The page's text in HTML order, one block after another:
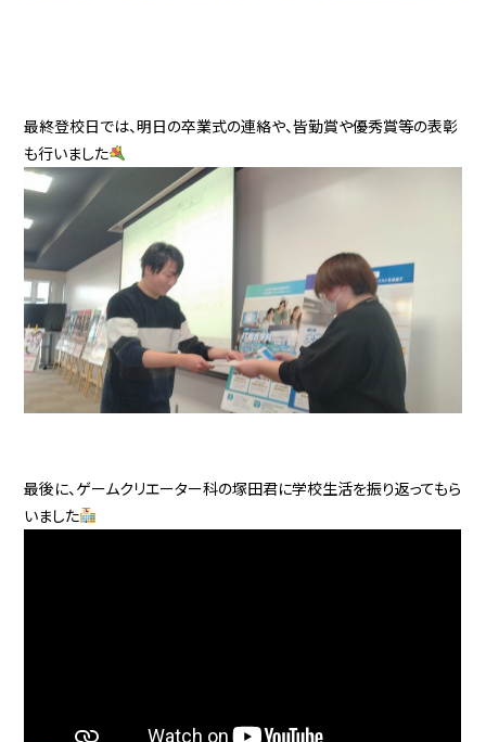
最終登校日では、明日の卒業式の連絡や、皆勤賞や優秀賞等の表彰
も行いました
最後に、ゲームクリエーター科の塚田君に学校生活を振り返ってもら
いました